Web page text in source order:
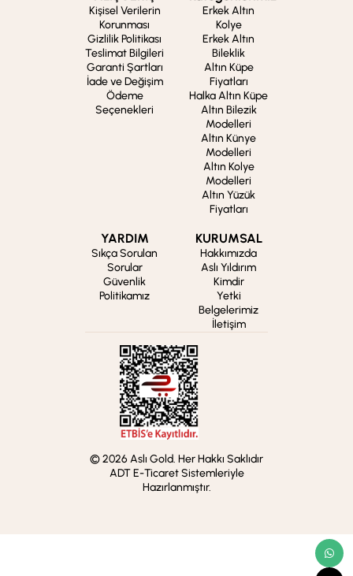
Kişisel Verilerin
Korunması
Gizlilik Politikası
Teslimat Bilgileri
Garanti Şartları
İade ve Değişim
Ödeme
Seçenekleri
Erkek Altın
Kolye
Erkek Altın
Bileklik
Altın Küpe
Fiyatları
Halka Altın Küpe
Altın Bilezik
Modelleri
Altın Künye
Modelleri
Altın Kolye
Modelleri
Altın Yüzük
Fiyatları
YARDIM
Sıkça Sorulan
Sorular
Güvenlik
Politikamız
KURUMSAL
Hakkımızda
Aslı Yıldırım
Kimdir
Yetki
Belgelerimiz
İletişim
© 2026 Aslı Gold. Her Hakkı Saklıdır
ADT E-Ticaret Sistemleriyle
Hazırlanmıştır.